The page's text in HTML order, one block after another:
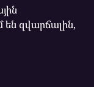
են զվարճալին,